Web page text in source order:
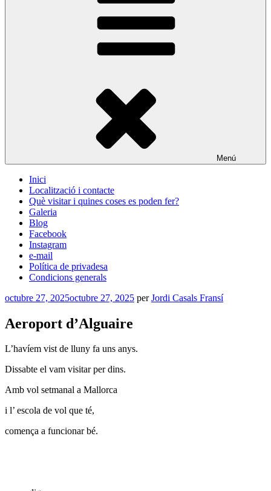
Menú
Inici
Localització i contacte
Què visitar i quines coses es poden fer?
Galeria
Blog
Facebook
Instagram
e-mail
Política de privadesa
Condicions generals
Publicat
octubre 27, 2025octubre 27, 2025 perJordi Casals Fransí
Aeroport d’Alguaire
L’havíem vist de lluny fa uns anys.
Dissabte el vam visitar per dins.
Amb vol setmanal a Mallorca
i l’ escola de vol que té,
comença a funcionar bé.